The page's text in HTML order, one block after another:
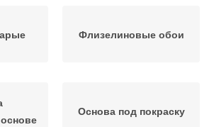
Флизелиновые обои
Основа под покраску